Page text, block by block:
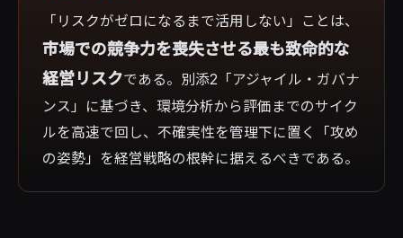
「リスクがゼロになるまで活用しない」ことは、
市場での競争力を喪失させる最も致命的な
経営リスクである。別添2「アジャイル・ガバナ
ンス」に基づき、環境分析から評価までのサイク
ルを高速で回し、不確実性を管理下に置く「攻め
の姿勢」を経営戦略の根幹に据えるべきである。